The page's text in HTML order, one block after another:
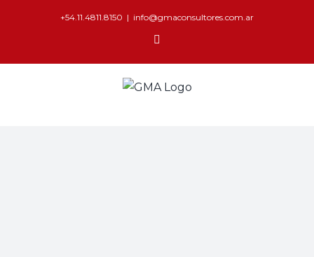
+54.11.4811.8150 | info@gmaconsultores.com.ar